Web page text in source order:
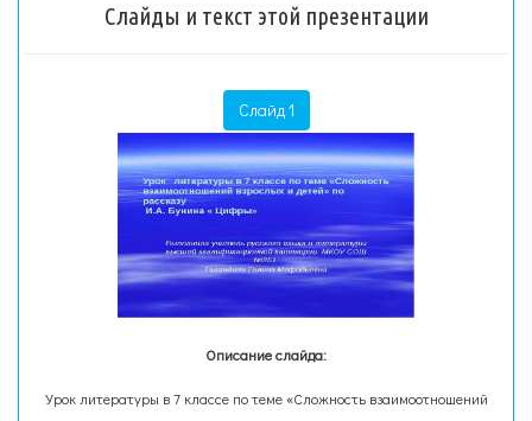
Слайды и текст этой презентации
Слайд 1
Описание слайда:
Урок литературы в 7 классе по теме «Сложность взаимоотношений